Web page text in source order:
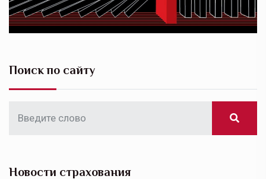
Поиск по сайту
Новости страхования